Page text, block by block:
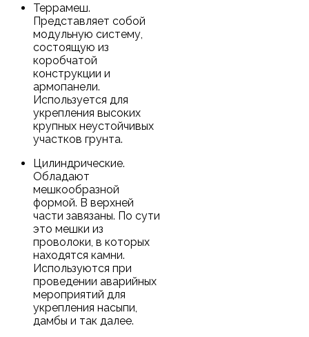
Террамеш.
Представляет собой
модульную систему,
состоящую из
коробчатой
конструкции и
армопанели.
Используется для
укрепления высоких
крупных неустойчивых
участков грунта.
Цилиндрические.
Обладают
мешкообразной
формой. В верхней
части завязаны. По сути
это мешки из
проволоки, в которых
находятся камни.
Используются при
проведении аварийных
мероприятий для
укрепления насыпи,
дамбы и так далее.